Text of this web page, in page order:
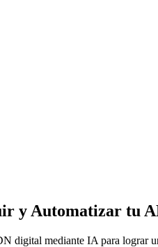
y Automatizar tu
digital mediante IA para lograr